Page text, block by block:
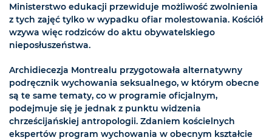
Ministerstwo edukacji przewiduje możliwość zwolnienia
z tych zajęć tylko w wypadku ofiar molestowania. Kościół
wzywa więc rodziców do aktu obywatelskiego
nieposłuszeństwa.
Archidiecezja Montrealu przygotowała alternatywny
podręcznik wychowania seksualnego, w którym obecne
są te same tematy, co w programie oficjalnym,
podejmuje się je jednak z punktu widzenia
chrześcijańskiej antropologii. Zdaniem kościelnych
ekspertów program wychowania w obecnym kształcie